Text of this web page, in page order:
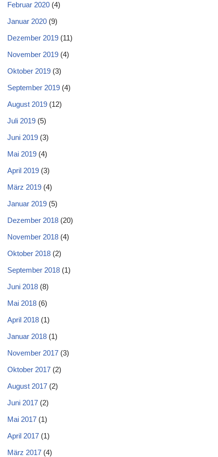
Februar 2020 (4)
Januar 2020 (9)
Dezember 2019 (11)
November 2019 (4)
Oktober 2019 (3)
September 2019 (4)
August 2019 (12)
Juli 2019 (5)
Juni 2019 (3)
Mai 2019 (4)
April 2019 (3)
März 2019 (4)
Januar 2019 (5)
Dezember 2018 (20)
November 2018 (4)
Oktober 2018 (2)
September 2018 (1)
Juni 2018 (8)
Mai 2018 (6)
April 2018 (1)
Januar 2018 (1)
November 2017 (3)
Oktober 2017 (2)
August 2017 (2)
Juni 2017 (2)
Mai 2017 (1)
April 2017 (1)
März 2017 (4)